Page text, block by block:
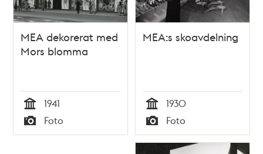
MEA dekorerat med
Mors blomma
Tid
1941
Typ
Foto
MEA:s skoavdelning
Tid
1930
Typ
Foto